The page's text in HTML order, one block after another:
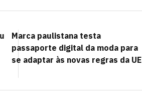
Marca paulistana testa
passaporte digital da moda para
se adaptar às novas regras da UE